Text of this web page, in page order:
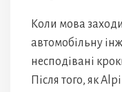
Коли мова
автомобільну
несподівані
Після того, як